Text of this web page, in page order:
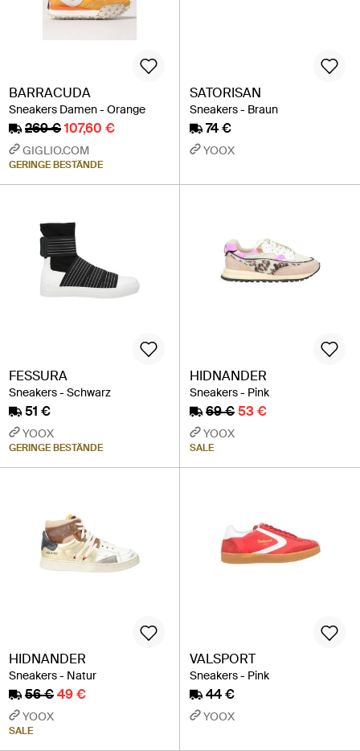
BARRACUDA
Sneakers Damen - Orange
269 €107,60 €
GIGLIO.COM
GERINGE BESTÄNDE
SATORISAN
Sneakers - Braun
74 €
YOOX
FESSURA
Sneakers - Schwarz
51 €
YOOX
GERINGE BESTÄNDE
HIDNANDER
Sneakers - Pink
69 €53 €
YOOX
SALE
HIDNANDER
Sneakers - Natur
56 €49 €
YOOX
SALE
VALSPORT
Sneakers - Pink
44 €
YOOX